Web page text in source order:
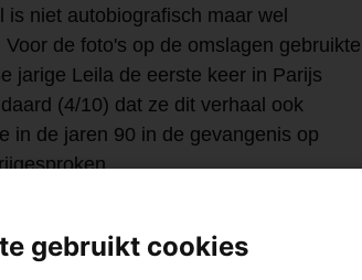
is niet autobiografisch maar wel
de foto's op de omslagen gebruikte
jarige Leila de eerste keer in Parijs
(4/10) dat ze dit verhaal ook
in de jaren 90 in de gevangenis op
gebruikt cookies